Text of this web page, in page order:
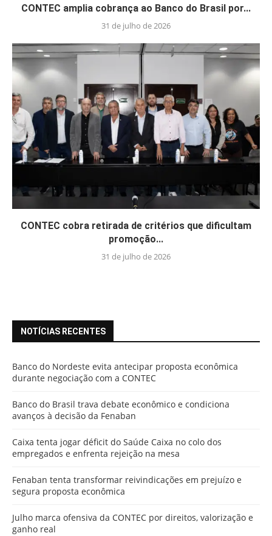
CONTEC amplia cobrança ao Banco do Brasil por...
31 de julho de 2026
CONTEC cobra retirada de critérios que dificultam
promoção...
31 de julho de 2026
NOTÍCIAS RECENTES
Banco do Nordeste evita antecipar proposta econômica
durante negociação com a CONTEC
Banco do Brasil trava debate econômico e condiciona
avanços à decisão da Fenaban
Caixa tenta jogar déficit do Saúde Caixa no colo dos
empregados e enfrenta rejeição na mesa
Fenaban tenta transformar reivindicações em prejuízo e
segura proposta econômica
Julho marca ofensiva da CONTEC por direitos, valorização e
ganho real